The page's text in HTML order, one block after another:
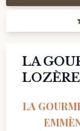
LA
LOZÈRE
LA